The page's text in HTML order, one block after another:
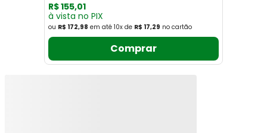
R$155,01
à vista no PIX
ou R$ 172,98 em até 10x de R$ 17,29 no cartão
Comprar